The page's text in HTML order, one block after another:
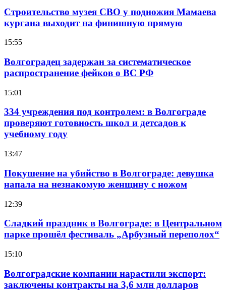
Строительство музея СВО у подножия Мамаева
кургана выходит на финишную прямую
15:55
Волгоградец задержан за систематическое
распространение фейков о ВС РФ
15:01
334 учреждения под контролем: в Волгограде
проверяют готовность школ и детсадов к
учебному году
13:47
Покушение на убийство в Волгограде: девушка
напала на незнакомую женщину с ножом
12:39
Сладкий праздник в Волгограде: в Центральном
парке прошёл фестиваль „Арбузный переполох“
15:10
Волгоградские компании нарастили экспорт:
заключены контракты на 3,6 млн долларов